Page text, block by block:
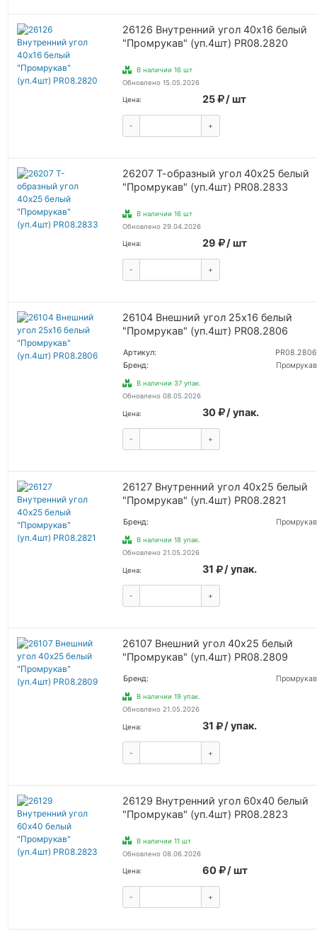
26126 Внутренний угол 40х16 белый
"Промрукав" (уп.4шт) PR08.2820
В наличии 16 шт
Обновлено 15.05.2026
Цена: 25 / шт
- +
26207 Т-образный угол 40х25 белый
"Промрукав" (уп.4шт) PR08.2833
В наличии 16 шт
Обновлено 29.04.2026
Цена: 29 / шт
- +
26104 Внешний угол 25х16 белый
"Промрукав" (уп.4шт) PR08.2806
Артикул:
PR08.2806
Бренд:
Промрукав
В наличии 37 упак.
Обновлено 08.05.2026
Цена: 30 / упак.
- +
26127 Внутренний угол 40х25 белый
"Промрукав" (уп.4шт) PR08.2821
Бренд: Промрукав
В наличии 18 упак.
Обновлено 21.05.2026
Цена: 31 / упак.
- +
26107 Внешний угол 40х25 белый
"Промрукав" (уп.4шт) PR08.2809
Бренд: Промрукав
В наличии 19 упак.
Обновлено 21.05.2026
Цена: 31 / упак.
- +
26129 Внутренний угол 60х40 белый
"Промрукав" (уп.4шт) PR08.2823
В наличии 11 шт
Обновлено 08.06.2026
Цена: 60 / шт
- +